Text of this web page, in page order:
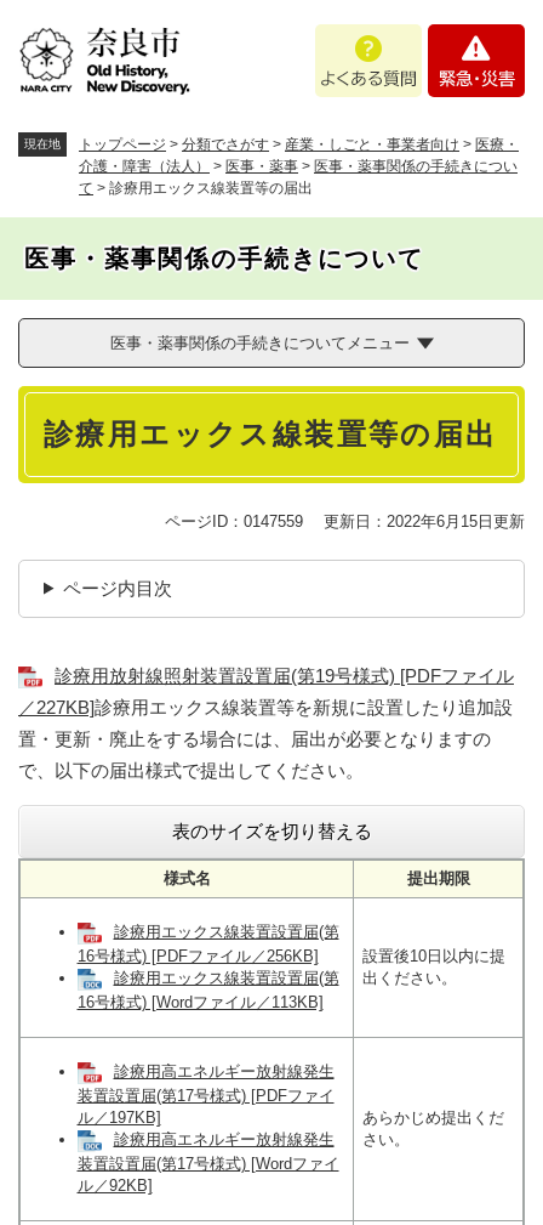
。
あ
問
・
現在地 トップページ > 分類でさがす > 産業・しごと・事業者向け > 医療・
介護・障害（法人）
> 医事・薬事 > 医事・薬事関係の手続きについ
て > 診療用エックス線装置等の届出
医事・薬事関係の手続きについて
医事・薬事関係の手続きについてメニュー
本
診療用エックス線装置等の届出
ページID：0147559 更新日：2022年6月15日更新
ページ内目次
診療用放射線照射装置設置届(第19号様式) [PDFファイル
／227KB]診療用エックス線装置等を新規に設置したり追加設
置・更新・廃止をする場合には、届出が必要となりますの
で、以下の届出様式で提出してください。
表のサイズを切り替える
様式名 提出期限
診療用エックス線装置設置届(第
16号様式) [PDFファイル／256KB]
診療用エックス線装置設置届(第
16号様式) [Wordファイル／113KB]
設置後10日以内に提
出ください。
診療用高エネルギー放射線発生
装置設置届(第17号様式) [PDFファイ
ル／197KB]
診療用高エネルギー放射線発生
装置設置届(第17号様式) [Wordファイ
ル／92KB]
あらかじめ提出くだ
さい。